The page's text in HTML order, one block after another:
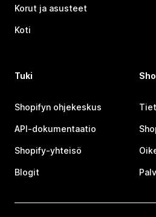
Korut ja asusteet
Koti
Tuki
Shopifyn ohjekeskus
API-dokumentaatio
Shopify-yhteisö
Blogit